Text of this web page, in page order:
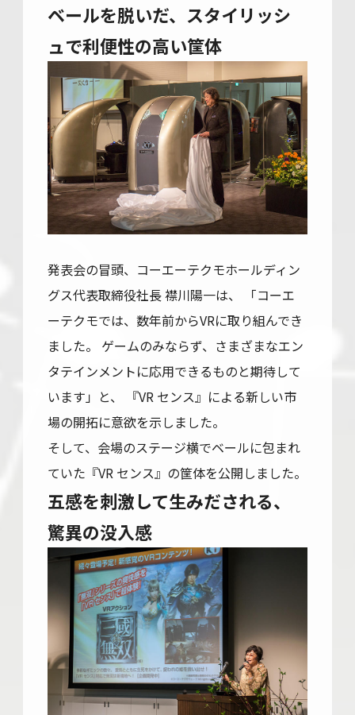
ベールを脱いだ、スタイリッシ
ュで利便性の高い筐体
発表会の冒頭、コーエーテクモホールディン
グス代表取締役社長 襟川陽一は、 「コーエ
ーテクモでは、数年前からVRに取り組んでき
ました。 ゲームのみならず、さまざまなエン
タテインメントに応用できるものと期待して
います」と、 『VR センス』による新しい市
場の開拓に意欲を示しました。
そして、会場のステージ横でベールに包まれ
ていた『VR センス』の筐体を公開しました。
五感を刺激して生みだされる、
驚異の没入感